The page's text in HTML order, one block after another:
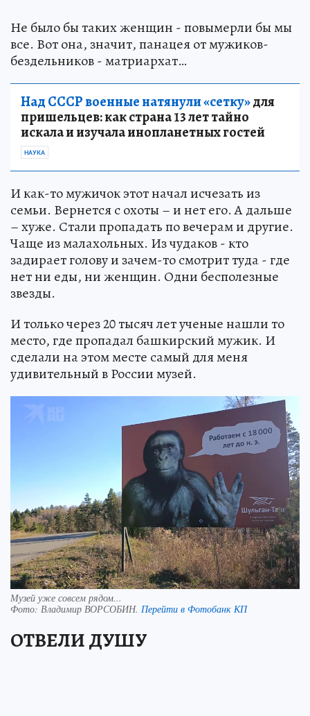
Не было бы таких женщин - повымерли бы мы
все. Вот она, значит, панацея от мужиков-
бездельников - матриархат…
Над СССР военные натянули «сетку»для
пришельцев: как страна 13 лет тайно
искала и изучала инопланетных гостей
НАУКА
И как-то мужичок этот начал исчезать из
семьи. Вернется с охоты – и нет его. А дальше
– хуже. Стали пропадать по вечерам и другие.
Чаще из малахольных. Из чудаков - кто
задирает голову и зачем-то смотрит туда - где
нет ни еды, ни женщин. Одни бесполезные
звезды.
И только через 20 тысяч лет ученые нашли то
место, где пропадал башкирский мужик. И
сделали на этом месте самый для меня
удивительный в России музей.
Музей уже совсем рядом...
Фото: Владимир ВОРСОБИН. Перейти в Фотобанк КП
ОТВЕЛИ ДУШУ